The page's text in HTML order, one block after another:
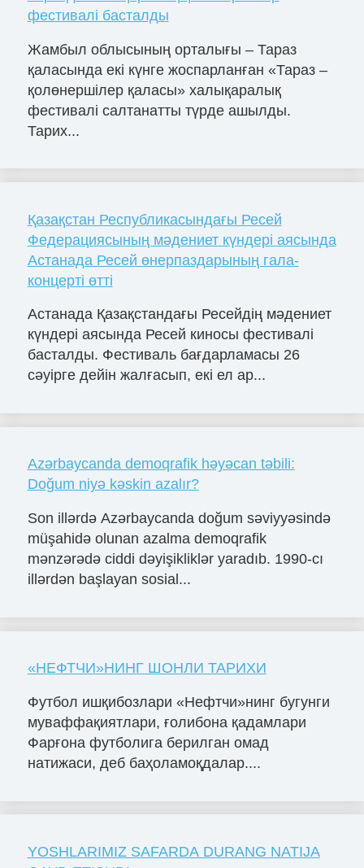
фестивалі басталды
Жамбыл облысының орталығы – Тараз
қаласында екі күнге жоспарланған «Тараз –
қолөнершілер қаласы» халықаралық
фестивалі салтанатты түрде ашылды.
Тарих...
Қазақстан Республикасындағы Ресей
Федерациясының мәдениет күндері аясында
Астанада Ресей өнерпаздарының гала-
концерті өтті
Астанада Қазақстандағы Ресейдің мәдениет
күндері аясында Ресей киносы фестивалі
басталды. Фестиваль бағдарламасы 26
сәуірге дейін жалғасып, екі ел ар...
Azərbaycanda demoqrafik həyəcan təbili:
Doğum niyə kəskin azalır?
Son illərdə Azərbaycanda doğum səviyyəsində
müşahidə olunan azalma demoqrafik
mənzərədə ciddi dəyişikliklər yaradıb. 1990-cı
illərdən başlayan sosial...
«НЕФТЧИ»НИНГ ШОНЛИ ТАРИХИ
Футбол ишқибозлари «Нефтчи»нинг бугунги
муваффақиятлари, ғолибона қадамлари
Фарғона футболига берилган омад
натижаси, деб баҳоламоқдалар....
YOSHLARIMIZ SAFARDA DURANG NATIJA